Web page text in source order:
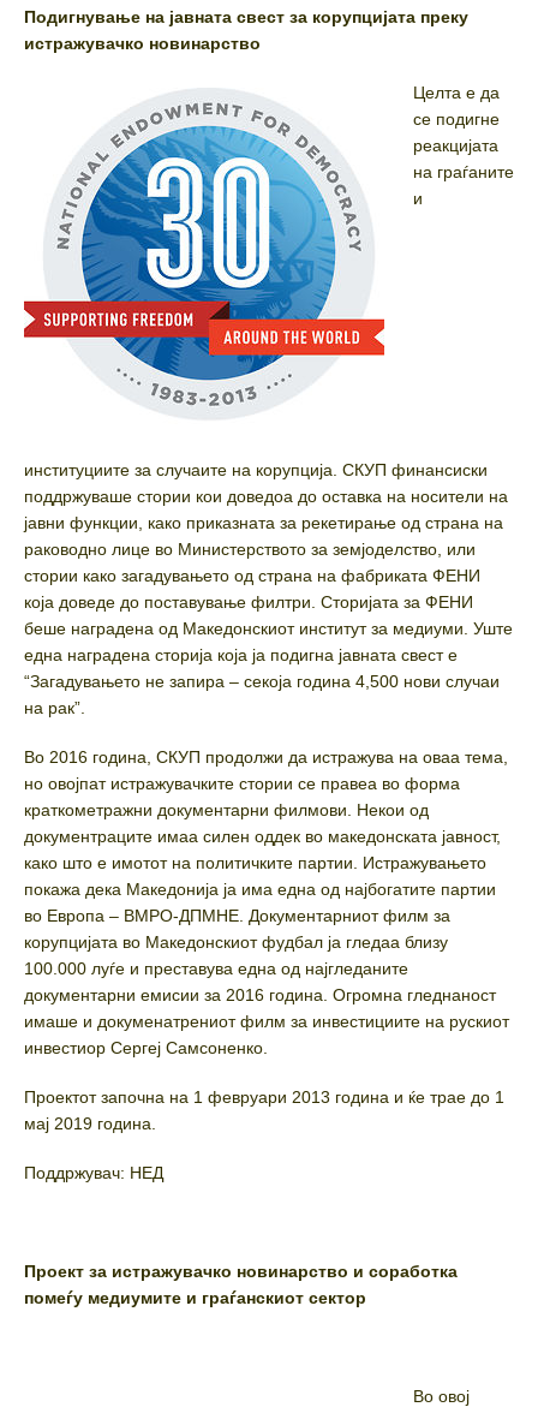
Подигнување на јавната свест за корупцијата преку
истражувачко новинарство
Целта е да
се подигне
реакцијата
на граѓаните
и
институциите за случаите на корупција. СКУП финансиски
поддржуваше стории кои доведоа до оставка на носители на
јавни функции, како приказната за рекетирање од страна на
раководно лице во Министерството за земјоделство, или
стории како загадувањето од страна на фабриката ФЕНИ
која доведе до поставување филтри. Сторијата за ФЕНИ
беше наградена од Македонскиот институт за медиуми. Уште
една наградена сторија која ја подигна јавната свест е
“Загадувањето не запира – секоја година 4,500 нови случаи
на рак”.
Во 2016 година, СКУП продолжи да истражува на оваа тема,
но овојпат истражувачките стории се правеа во форма
краткометражни документарни филмови. Некои од
документраците имаа силен оддек во македонската јавност,
како што е имотот на политичките партии. Истражувањето
покажа дека Македонија ја има една од најбогатите партии
во Европа – ВМРО-ДПМНЕ. Документарниот филм за
корупцијата во Македонскиот фудбал ја гледаа близу
100.000 луѓе и преставува една од најгледаните
документарни емисии за 2016 година. Огромна гледнаност
имаше и докуменатрениот филм за инвестициите на рускиот
инвестиор Сергеј Самсоненко.
Проектот започна на 1 февруари 2013 година и ќе трае до 1
мај 2019 година.
Поддржувач: НЕД
Проект за истражувачко новинарство и соработка
помеѓу медиумите и граѓанскиот сектор
Во овој